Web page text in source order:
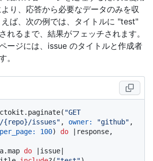
り、応答から必要なデータのみを収
ば、次の例では、タイトルに "test"
れるまで、結果がフェッチされます。
ージには、issue のタイトルと作成者
。
"GET
{repo}/issues" , owner: "github"
per_page: 100) do
response,
do issue